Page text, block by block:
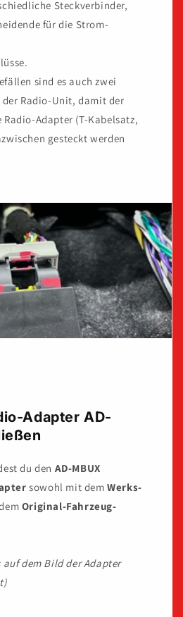
Steckverbinder,
für die Strom-
sind es auch zwei
der Radio-Unit, damit der
Radio-Adapter (T-Kabelsatz,
gesteckt werden
Adapter AD-
du den AD-MBUX
sowohl mit demWerks-
Original-Fahrzeug-
dem Bild der Adapter